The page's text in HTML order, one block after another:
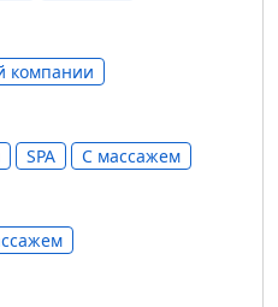
компании
SPA С массажем